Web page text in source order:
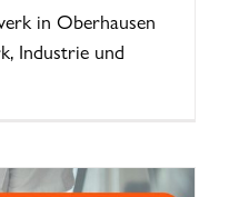
in Oberhausen
Industrie und